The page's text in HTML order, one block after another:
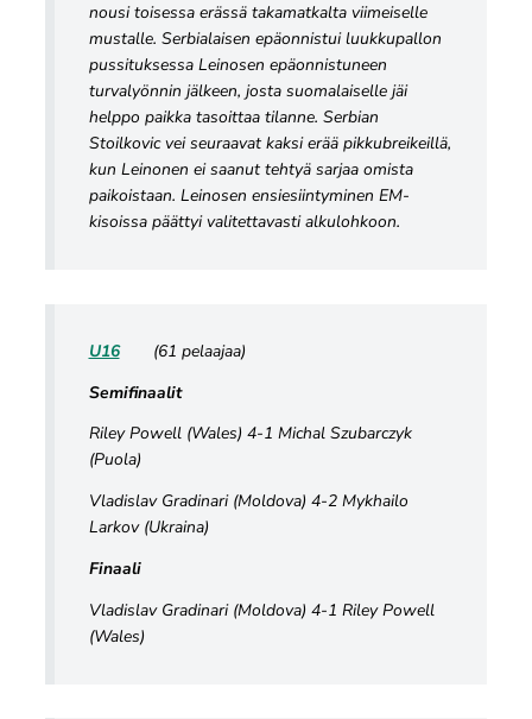
nousi toisessa erässä takamatkalta viimeiselle
mustalle. Serbialaisen epäonnistui luukkupallon
pussituksessa Leinosen epäonnistuneen
turvalyönnin jälkeen, josta suomalaiselle jäi
helppo paikka tasoittaa tilanne. Serbian
Stoilkovic vei seuraavat kaksi erää pikkubreikeillä,
kun Leinonen ei saanut tehtyä sarjaa omista
paikoistaan. Leinosen ensiesiintyminen EM-
kisoissa päättyi valitettavasti alkulohkoon.
U16
(61 pelaajaa)
Semifinaalit
Riley Powell (Wales) 4-1 Michal Szubarczyk
(Puola)
Vladislav Gradinari (Moldova) 4-2 Mykhailo
Larkov (Ukraina)
Finaali
Vladislav Gradinari (Moldova) 4-1 Riley Powell
(Wales)